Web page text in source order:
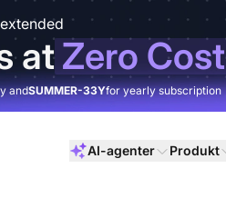
atZero Cost
andSUMMER-33Yfor yearly subscription
AI-agenter Produkt